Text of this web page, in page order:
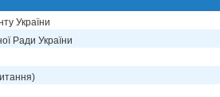
України
Ради України